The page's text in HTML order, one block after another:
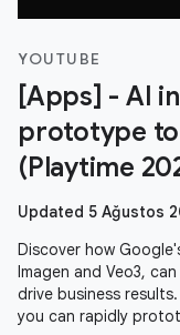
YOUTUBE
[Apps] - AI
prototype
(Playtime
Updated 5 Ağustos
Discover how
Imagen and Veo3,
drive business
you can rapidly